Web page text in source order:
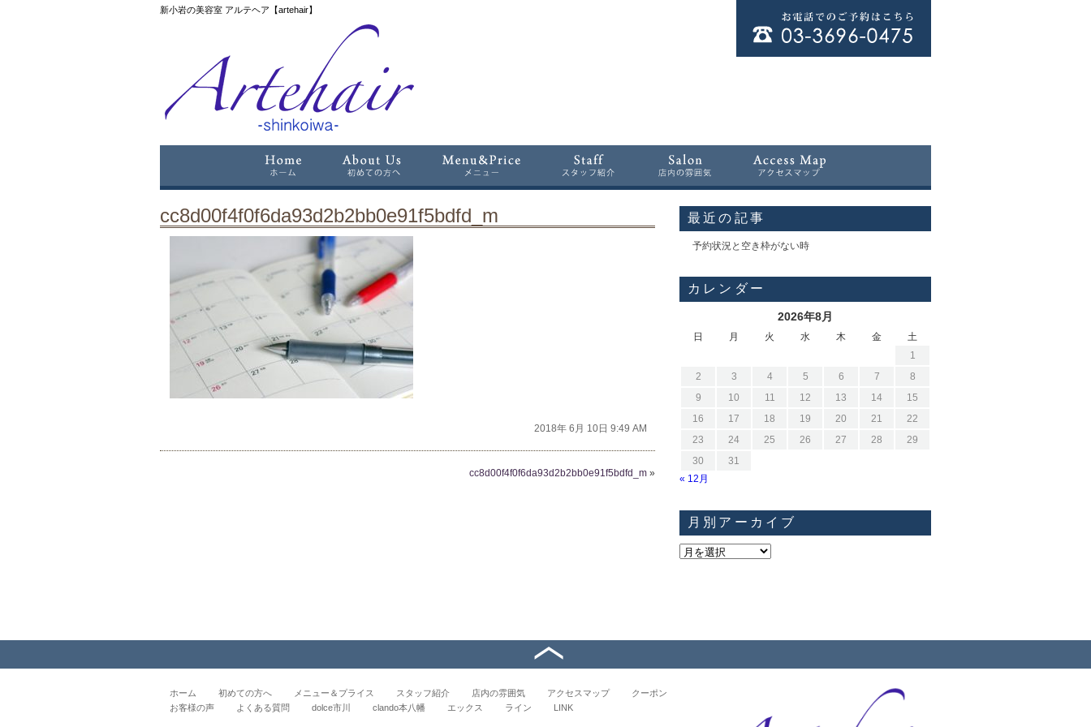
新小岩の美容室 アルテヘア【artehair】
cc8d00f4f0f6da93d2b2bb0e91f5bdfd_m
2018年 6月 10日 9:49 AM
cc8d00f4f0f6da93d2b2bb0e91f5bdfd_m »
最近の記事
予約状況と空き枠がない時
カレンダー
2026年8月
日 月 火 水 木 金
土
1
2
3 4 5 6 7
8
9
10 11 12 13 14
15
16
17 18 19 20 21
22
23
24 25 26 27 28
29
30
31
« 12月
月別アーカイブ
ホーム 初めての方へ メニュー＆プライス スタッフ紹介 店内の雰囲気 アクセスマップ
クーポン
お客様の声
よくある質問 dolce市川 clando本八幡 エックス ライン LINK